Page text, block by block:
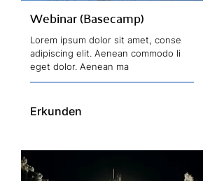
Webinar (Basecamp)
Lorem ipsum dolor sit amet, conse
adipiscing elit. Aenean commodo li
eget dolor. Aenean ma
Erkunden